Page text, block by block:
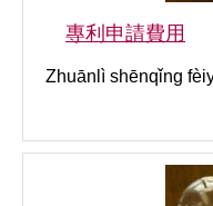
專利申請費用
Zhuānlì shēnqǐng